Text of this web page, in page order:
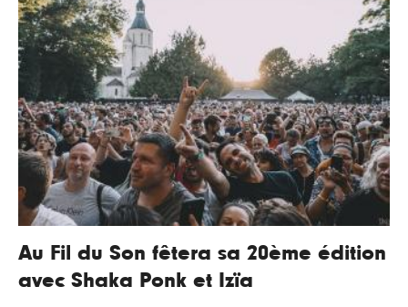
Au Fil du Son fêtera sa 20ème édition
avec Shaka Ponk et Izïa